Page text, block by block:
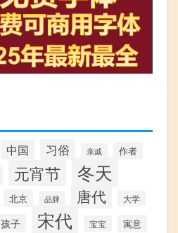
中国 习俗 亲戚 作者
元宵节 冬天
北京 品牌 唐代 大学
孩子 宋代 宝宝 寓意